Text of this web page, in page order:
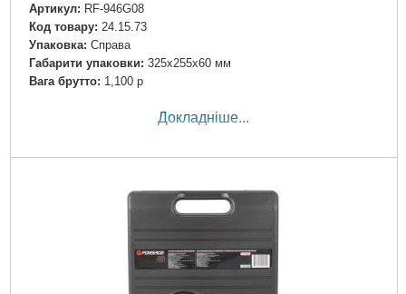
Артикул: RF-946G08
Код товару: 24.15.73
Упаковка: Справа
Габарити упаковки: 325x255x60 мм
Вага брутто: 1,100 р
Докладніше...